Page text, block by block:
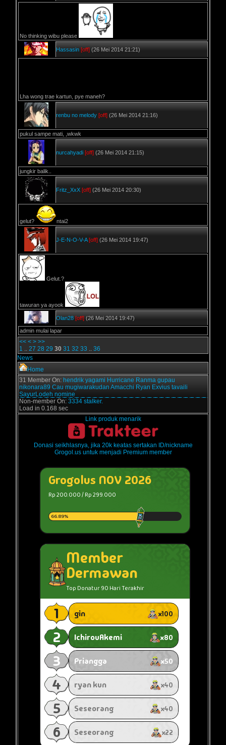
No thinking wibu please
Hassasin [off] (26 Mei 2014 21:21)
Lha wong trae kartun, pye maneh?
renbu no melody [off] (26 Mei 2014 21:16)
pukul sampe mati, ,wkwk
nurcahyadi [off] (26 Mei 2014 21:15)
jungkir balik..
Fritz_XxX [off] (26 Mei 2014 20:30)
gelut? ntai2
J-E-N-O-V-A [off] (26 Mei 2014 19:47)
Gelut.?
tawuran ya ayook
Olan28 [off] (26 Mei 2014 19:47)
admin mulai lapar
<< < > >>
1 .. 27 28 29 30 31 32 33 .. 36
News
Home
31 Member On: hendrik yagami Hurricane Ranma gupau
nikonara89 Cau mugiwarakudan Amacchi Ryan Exvius tavaili
SayurLodeh nomine
Non-member On: 3334 stalker.
Load in 0.168 sec
Link produk menarik
Donasi seikhlasnya, jika 20k keatas sertakan ID/nickname
Grogol.us untuk menjadi Premium member